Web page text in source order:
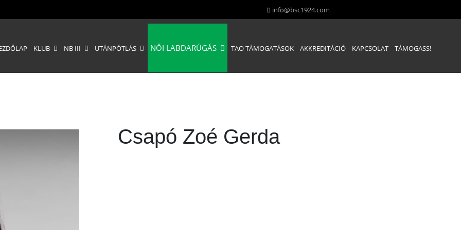
info@bsc1924.com
KLUB NB III UTÁNPÓTLÁS NŐI LABDARÚGÁS TAO TÁMOGATÁSOK AKKREDITÁCIÓ KAPCSOLAT TÁMOGASS!
Csapó Zoé Gerda